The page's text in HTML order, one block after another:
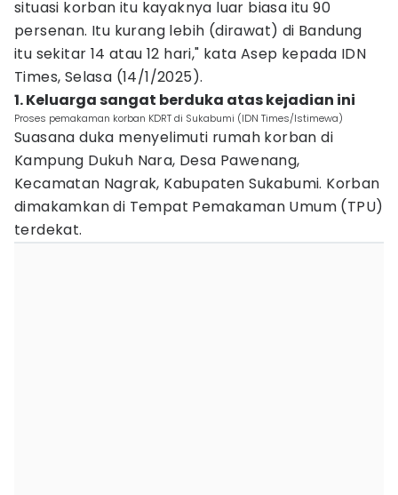
situasi korban itu kayaknya luar biasa itu 90
persenan. Itu kurang lebih (dirawat) di Bandung
itu sekitar 14 atau 12 hari," kata Asep kepada IDN
Times, Selasa (14/1/2025).
1. Keluarga sangat berduka atas kejadian ini
Proses pemakaman korban KDRT di Sukabumi (IDN Times/Istimewa)
Suasana duka menyelimuti rumah korban di
Kampung Dukuh Nara, Desa Pawenang,
Kecamatan Nagrak, Kabupaten Sukabumi. Korban
dimakamkan di Tempat Pemakaman Umum (TPU)
terdekat.